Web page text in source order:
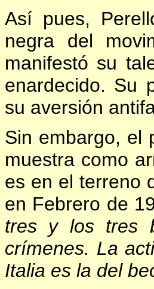
Así pues,
negra del
manifestó su
enardecido. Su
su aversión
Sin embargo, el
muestra como
es en el terreno
en Febrero de
tres y los tres
crímenes. La
Italia es la del